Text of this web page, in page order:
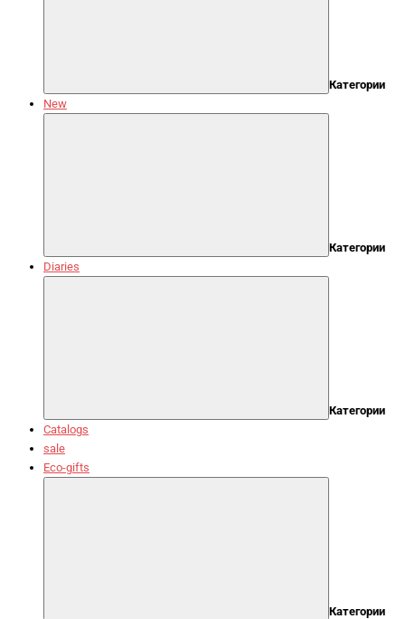
Категории
New
Категории
Diaries
Категории
Catalogs
sale
Eco-gifts
Категории